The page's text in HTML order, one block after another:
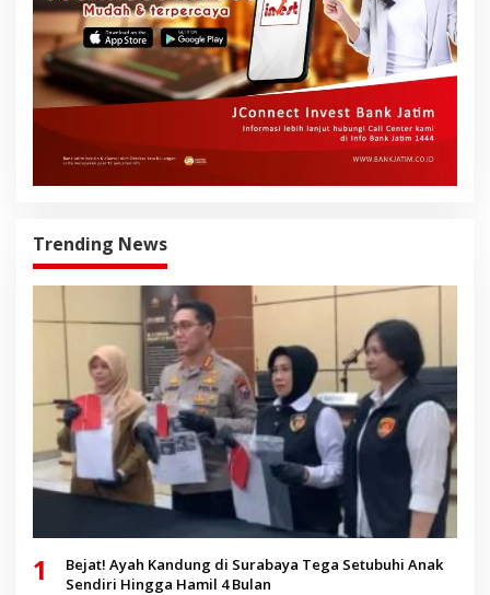
Trending News
1
Bejat! Ayah Kandung di Surabaya Tega Setubuhi Anak
Sendiri Hingga Hamil 4 Bulan